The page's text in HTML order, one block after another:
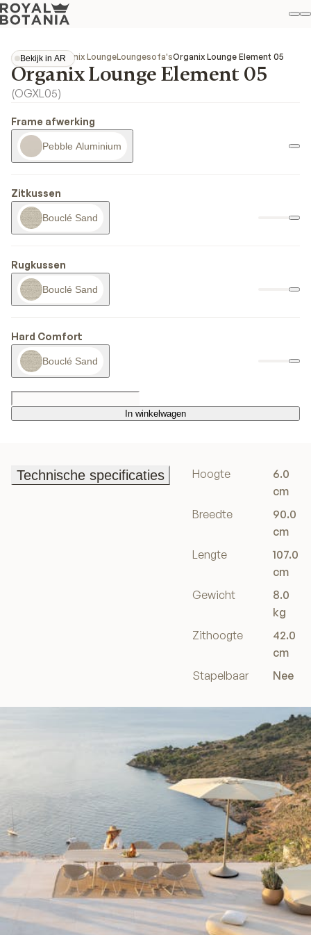
Bekijk in AR
Bekijk in AR
Collecties Organix LoungeLoungesofa'sOrganix Lounge Element 05
Organix Lounge Element 05
(OGXL05)
Frame afwerking
Pebble Aluminium
Zitkussen
Bouclé Sand
Rugkussen
Bouclé Sand
Hard Comfort
Bouclé Sand
In winkelwagen
In winkelwagen
Technische specificaties
Hoogte
6.0
cm
Breedte
90.0
cm
Lengte
107.0
cm
Gewicht
8.0
kg
Zithoogte
42.0
cm
Stapelbaar
Nee